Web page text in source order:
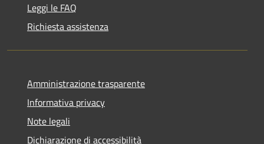
Leggi le FAQ
Richiesta assistenza
Amministrazione trasparente
Informativa privacy
Note legali
Dichiarazione di accessibilità